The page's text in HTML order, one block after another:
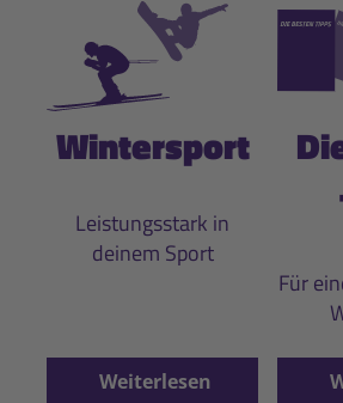
Wintersport
Leistungsstark in
deinem Sport
Weiterlesen
Für